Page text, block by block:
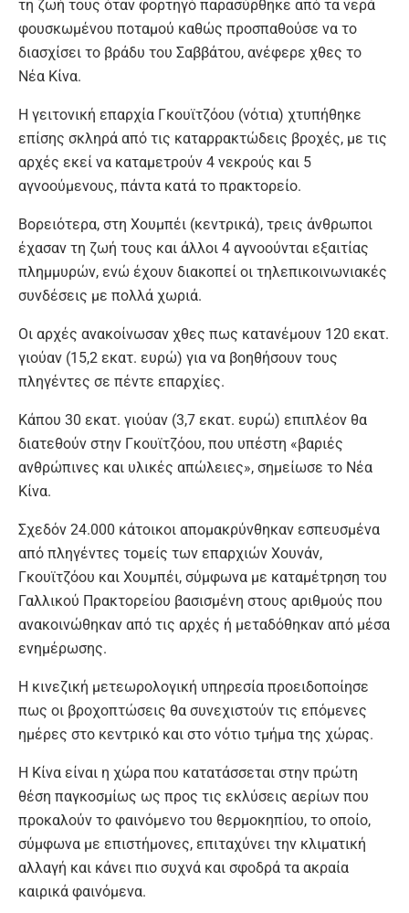
τη ζωή τους όταν φορτηγό παρασύρθηκε από τα νερά
φουσκωμένου ποταμού καθώς προσπαθούσε να το
διασχίσει το βράδυ του Σαββάτου, ανέφερε χθες το
Νέα Κίνα.
Η γειτονική επαρχία Γκουϊτζόου (νότια) χτυπήθηκε
επίσης σκληρά από τις καταρρακτώδεις βροχές, με τις
αρχές εκεί να καταμετρούν 4 νεκρούς και 5
αγνοούμενους, πάντα κατά το πρακτορείο.
Βορειότερα, στη Χουμπέι (κεντρικά), τρεις άνθρωποι
έχασαν τη ζωή τους και άλλοι 4 αγνοούνται εξαιτίας
πλημμυρών, ενώ έχουν διακοπεί οι τηλεπικοινωνιακές
συνδέσεις με πολλά χωριά.
Οι αρχές ανακοίνωσαν χθες πως κατανέμουν 120 εκατ.
γιούαν (15,2 εκατ. ευρώ) για να βοηθήσουν τους
πληγέντες σε πέντε επαρχίες.
Κάπου 30 εκατ. γιούαν (3,7 εκατ. ευρώ) επιπλέον θα
διατεθούν στην Γκουϊτζόου, που υπέστη «βαριές
ανθρώπινες και υλικές απώλειες», σημείωσε το Νέα
Κίνα.
Σχεδόν 24.000 κάτοικοι απομακρύνθηκαν εσπευσμένα
από πληγέντες τομείς των επαρχιών Χουνάν,
Γκουϊτζόου και Χουμπέι, σύμφωνα με καταμέτρηση του
Γαλλικού Πρακτορείου βασισμένη στους αριθμούς που
ανακοινώθηκαν από τις αρχές ή μεταδόθηκαν από μέσα
ενημέρωσης.
Η κινεζική μετεωρολογική υπηρεσία προειδοποίησε
πως οι βροχοπτώσεις θα συνεχιστούν τις επόμενες
ημέρες στο κεντρικό και στο νότιο τμήμα της χώρας.
Η Κίνα είναι η χώρα που κατατάσσεται στην πρώτη
θέση παγκοσμίως ως προς τις εκλύσεις αερίων που
προκαλούν το φαινόμενο του θερμοκηπίου, το οποίο,
σύμφωνα με επιστήμονες, επιταχύνει την κλιματική
αλλαγή και κάνει πιο συχνά και σφοδρά τα ακραία
καιρικά φαινόμενα.